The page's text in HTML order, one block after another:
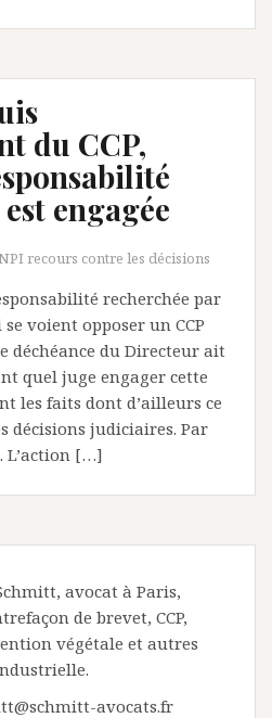
du CCP,
engagée
recours contre les décisions
recherchée par
voient opposer un CCP
déchéance du Directeur ait
quel juge engager cette
les faits dont d’ailleurs ce
décisions judiciaires. Par
L’action […]
avocat à Paris,
de brevet, CCP,
végétale et autres
avocats.fr